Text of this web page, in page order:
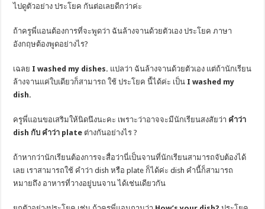
ไปดูตัวอย่างประโยค กันต่อเลยดีกว่าค่ะ
ถ้าครูพี่แอนต้องการที่จะพูดว่า ฉันล้างจานด้วยตัวเองประโยค ภาษา
อังกฤษต้องพูดอย่างไร?
เฉลย I washed my dishes. แปลว่า ฉันล้างจานด้วยตัวเอง แต่ถ้านักเรียน
ล้างจานแค่ใบเดียวก็สามารถ ใช้ประโยคนี้ได้ค่ะ เป็น I washed my
dish.
ครูพี่แอนขอเสริมให้นิดนึงนะคะ เพราะว่าอาจจะมีนักเรียนสงสัยว่า คำว่า
dish กับ คำว่า plate ต่างกันอย่างไร ?
ถ้าหากว่านักเรียนต้องการจะสื่อว่านี่เป็นจานที่นักเรียนสามารถจับต้องได้
เลย เราสามารถใช้ คำว่าdish หรือ plate ก็ได้ค่ะ dish คำนี้ก็สามารถ
หมายถึง อาหารที่วางอยู่บนจาน ได้เช่นเดียวกัน